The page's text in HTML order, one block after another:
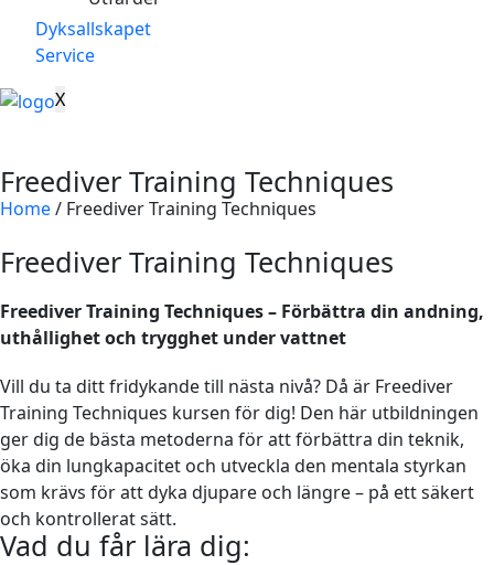
Dyksallskapet
Service
X
Freediver Training Techniques
Home/ Freediver Training Techniques
Freediver Training Techniques
Freediver Training Techniques – Förbättra din andning,
uthållighet och trygghet under vattnet
Vill du ta ditt fridykande till nästa nivå? Då är Freediver
Training Techniques kursen för dig! Den här utbildningen
ger dig de bästa metoderna för att förbättra din teknik,
öka din lungkapacitet och utveckla den mentala styrkan
som krävs för att dyka djupare och längre – på ett säkert
och kontrollerat sätt.
Vad du får lära dig: